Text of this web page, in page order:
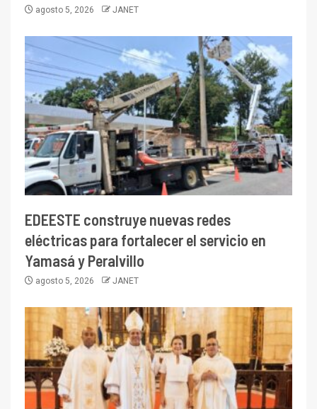
agosto 5, 2026 JANET
EDEESTE construye nuevas redes
eléctricas para fortalecer el servicio en
Yamasá y Peralvillo
agosto 5, 2026 JANET